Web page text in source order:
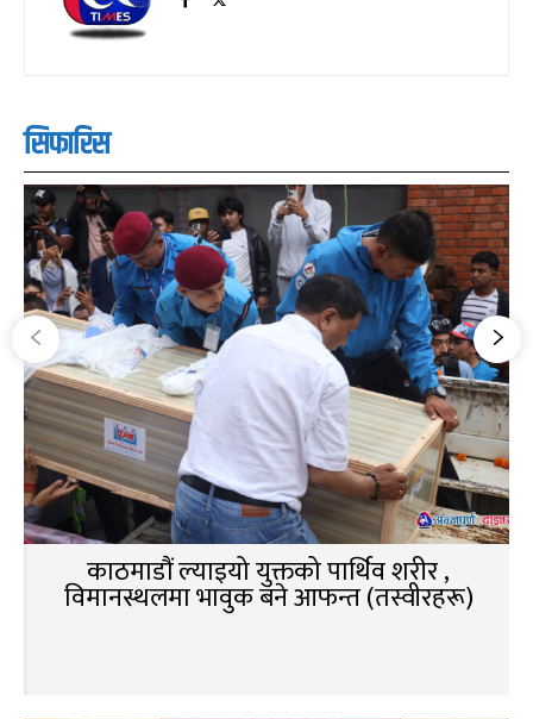
सिफारिस
काठमाडौं ल्याइयो युक्तको पार्थिव शरीर ,
विमानस्थलमा भावुक बने आफन्त (तस्वीरहरू)